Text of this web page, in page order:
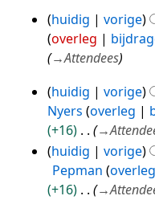
18
jun
2019
huidig vorige
overleg
→Attendees
5
jun
2019
huidig vorige
Nyers overleg
+16
→
huidig
vorige
Pepman overleg
+16
→